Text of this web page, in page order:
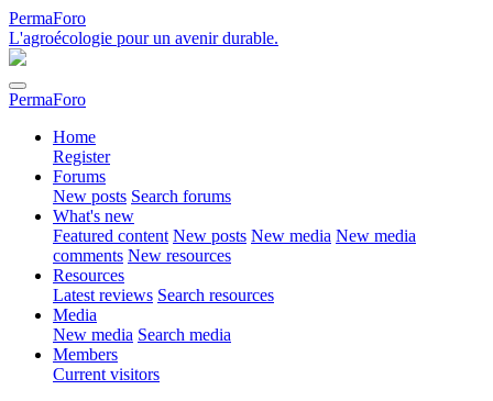
PermaForo
L'agroécologie pour un avenir durable.
PermaForo
Home
Register
Forums
New posts Search forums
What's new
Featured content New posts New media New media
comments New resources
Resources
Latest reviews Search resources
Media
New media Search media
Members
Current visitors